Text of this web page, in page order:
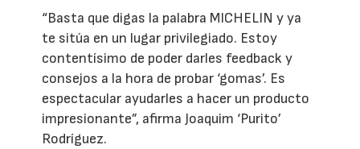
“Basta que digas la palabra MICHELIN y ya
te sitúa en un lugar privilegiado. Estoy
contentísimo de poder darles feedback y
consejos a la hora de probar ‘gomas’. Es
espectacular ayudarles a hacer un producto
impresionante”, afirma Joaquim ‘Purito’
Rodríguez.